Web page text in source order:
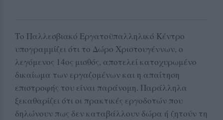
Το Παλλεσβιακό Εργατοϋπαλληλικό Κέντρο
υπογραμμίζει ότι το Δώρο Χριστουγέννων, ο
λεγόμενος 14ος μισθός, αποτελεί κατοχυρωμένο
δικαίωμα των εργαζομένων και η απαίτηση
επιστροφής του είναι παράνομη. Παράλληλα
ξεκαθαρίζει ότι οι πρακτικές εργοδοτών που
δηλώνουν πως δεν καταβάλλουν δώρα ή ζητούν τη